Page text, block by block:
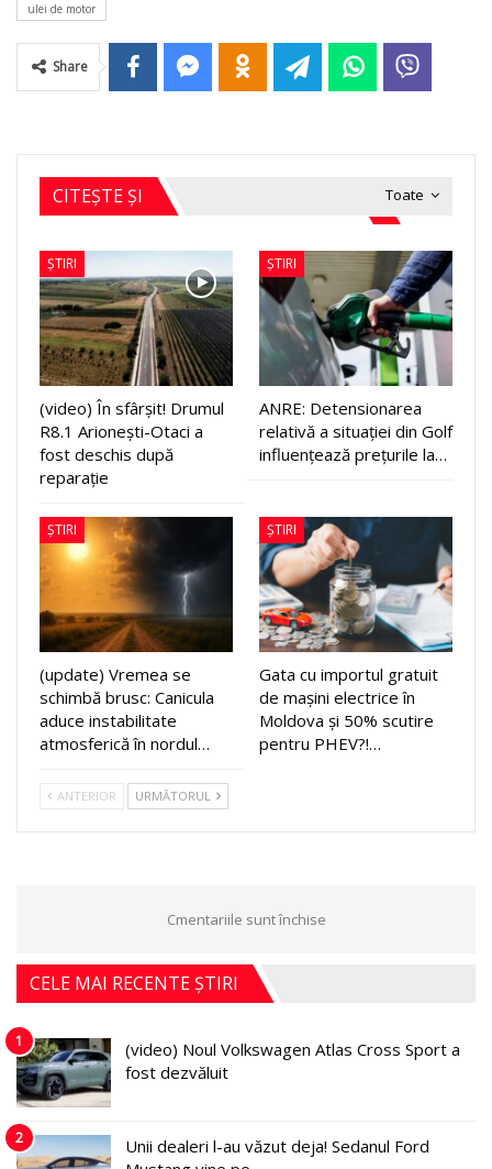
ulei de motor
Share
Toate
CITEȘTE ȘI
ȘTIRI
(video) În sfârșit! Drumul
R8.1 Arionești-Otaci a
fost deschis după
reparație
ȘTIRI
ANRE: Detensionarea
relativă a situației din Golf
influențează prețurile la…
ȘTIRI
(update) Vremea se
schimbă brusc: Canicula
aduce instabilitate
atmosferică în nordul…
ȘTIRI
Gata cu importul gratuit
de mașini electrice în
Moldova și 50% scutire
pentru PHEV?!…
ANTERIOR URMĂTORUL
Cmentariile sunt închise
CELE MAI RECENTE ȘTIRI
1
(video) Noul Volkswagen Atlas Cross Sport a
fost dezvăluit
2
Unii dealeri l-au văzut deja! Sedanul Ford